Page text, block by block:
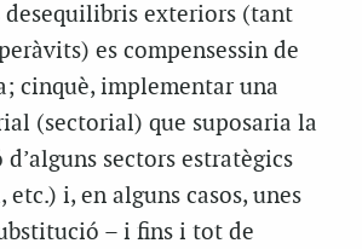
desequilibris exteriors (tant
es compensessin de
cinquè, implementar una
(sectorial) que suposaria la
sectors estratègics
etc.) i, en alguns casos, unes
– i fins i tot de